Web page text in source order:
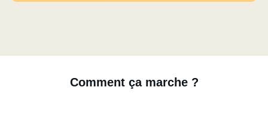
Comment ça marche ?